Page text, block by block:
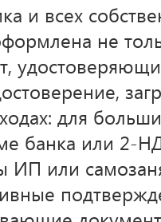
и всех
не
для
банка или 2-
ИП или